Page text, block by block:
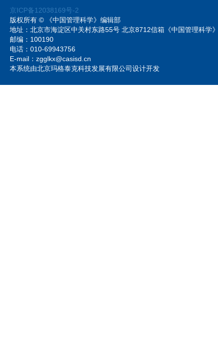
京ICP备12038169号-2
版权所有 © 《中国管理科学》编辑部
地址：北京市海淀区中关村东路55号 北京8712信箱《中国管理科
邮编：100190
电话：010-69943756
E-mail：zgglkx@casisd.cn
本系统由北京玛格泰克科技发展有限公司设计开发